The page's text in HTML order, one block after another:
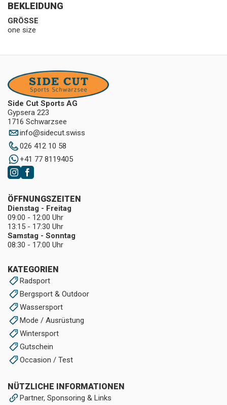
BEKLEIDUNG
GRÖSSE
one size
Side Cut Sports AG
Gypsera 223
1716 Schwarzsee
info@sidecut.swiss
026 412 10 58
+41 77 8119405
KATEGORIEN
Radsport
Bergsport & Outdoor
Wassersport
Mode / Ausrüstung
Wintersport
Gutschein
Occasion / Test
NÜTZLICHE INFORMATIONEN
Partner, Sponsoring & Links
ÖFFNUNGSZEITEN
Dienstag - Freitag
09:00 - 12:00 Uhr
13:15 - 17:30 Uhr
Samstag - Sonntag
08:30 - 17:00 Uhr